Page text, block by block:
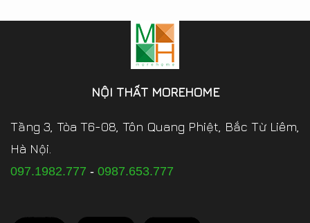
NỘI THẤT MOREHOME
Tầng 3, Tòa T6-08, Tôn Quang Phiệt, Bắc Từ Liêm,
Hà Nội.
097.1982.777 - 0987.653.777